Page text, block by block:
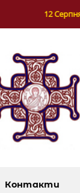
Й АНКИТИ ТА
Контакти